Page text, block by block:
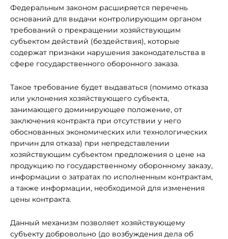
Федеральным законом расширяется перечень
оснований для выдачи контролирующим органом
требований о прекращении хозяйствующим
субъектом действий (бездействия), которые
содержат признаки нарушения законодательства в
сфере государственного оборонного заказа.
Такое требование будет выдаваться (помимо отказа
или уклонения хозяйствующего субъекта,
занимающего доминирующее положение, от
заключения контракта при отсутствии у него
обоснованных экономических или технологических
причин для отказа) при непредставлении
хозяйствующим субъектом предложения о цене на
продукцию по государственному оборонному заказу,
информации о затратах по исполненным контрактам,
а также информации, необходимой для изменения
цены контракта.
Данный механизм позволяет хозяйствующему
субъекту добровольно (до возбуждения дела об